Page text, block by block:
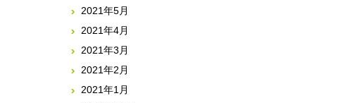
2021年5月
2021年4月
2021年3月
2021年2月
2021年1月